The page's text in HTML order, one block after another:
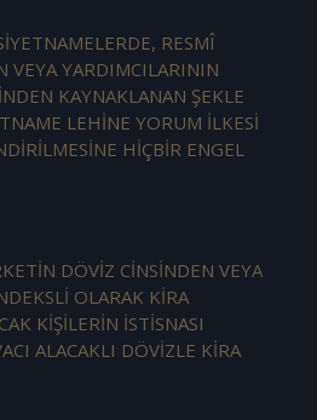
RESMÎ
VEYA YARDIMCILARININ
KAYNAKLANAN ŞEKLE
LEHİNE YORUM İLKESİ
HİÇBİR ENGEL
DÖVİZ CİNSİNDEN VEYA
OLARAK KİRA
KİŞİLERİN İSTİSNASI
ALACAKLI DÖVİZLE KİRA